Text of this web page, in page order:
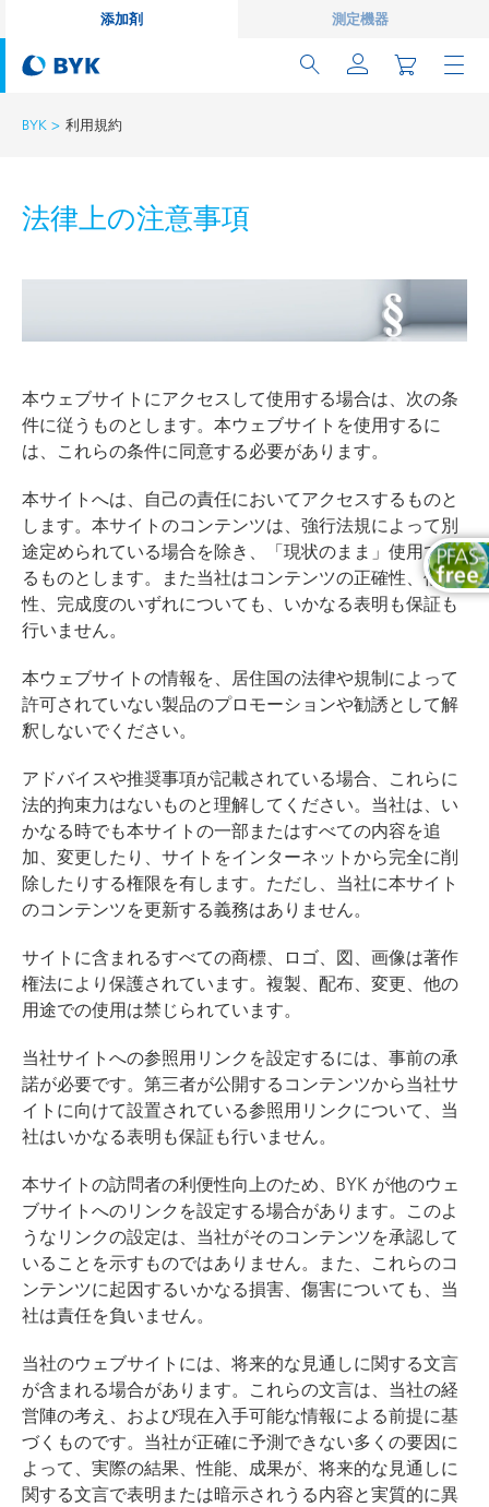
添加剤 測定機器
BYK 利用規約
法律上の注意事項
本ウェブサイトにアクセスして使用する場合は、次の条
件に従うものとします。本ウェブサイトを使用するに
は、これらの条件に同意する必要があります。
本サイトへは、自己の責任においてアクセスするものと
します。本サイトのコンテンツは、強行法規によって別
途定められている場合を除き、「現状のまま」使用でき
るものとします。また当社はコンテンツの正確性、信頼
性、完成度のいずれについても、いかなる表明も保証も
行いません。
本ウェブサイトの情報を、居住国の法律や規制によって
許可されていない製品のプロモーションや勧誘として解
釈しないでください。
アドバイスや推奨事項が記載されている場合、これらに
法的拘束力はないものと理解してください。当社は、い
かなる時でも本サイトの一部またはすべての内容を追
加、変更したり、サイトをインターネットから完全に削
除したりする権限を有します。ただし、当社に本サイト
のコンテンツを更新する義務はありません。
サイトに含まれるすべての商標、ロゴ、図、画像は著作
権法により保護されています。複製、配布、変更、他の
用途での使用は禁じられています。
当社サイトへの参照用リンクを設定するには、事前の承
諾が必要です。第三者が公開するコンテンツから当社サ
イトに向けて設置されている参照用リンクについて、当
社はいかなる表明も保証も行いません。
本サイトの訪問者の利便性向上のため、BYK が他のウェ
ブサイトへのリンクを設定する場合があります。このよ
うなリンクの設定は、当社がそのコンテンツを承認して
いることを示すものではありません。また、これらのコ
ンテンツに起因するいかなる損害、傷害についても、当
社は責任を負いません。
当社のウェブサイトには、将来的な見通しに関する文言
が含まれる場合があります。これらの文言は、当社の経
営陣の考え、および現在入手可能な情報による前提に基
づくものです。当社が正確に予測できない多くの要因に
よって、実際の結果、性能、成果が、将来的な見通しに
関する文言で表明または暗示されうる内容と実質的に異